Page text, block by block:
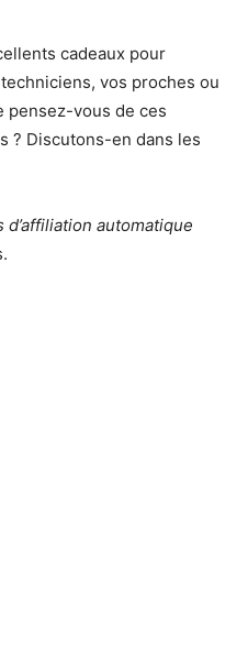
cadeaux pour
vos proches ou
pensez-vous de ces
? Discutons-en dans les
automatique